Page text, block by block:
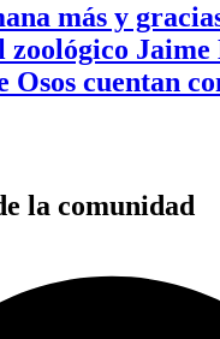
más y
zoológico Jaime
Osos cuentan
la comunidad